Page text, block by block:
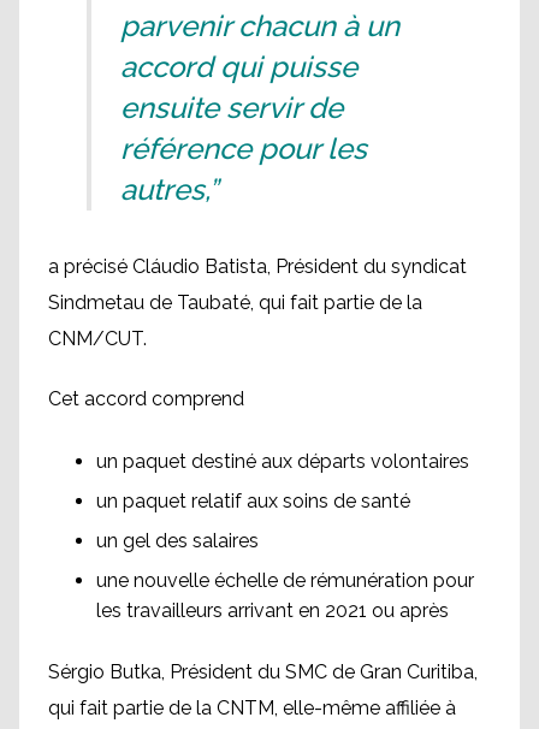
parvenir chacun à un
accord qui puisse
ensuite servir de
référence pour les
autres,”
a précisé Cláudio Batista, Président du syndicat
Sindmetau de Taubaté, qui fait partie de la
CNM/CUT.
Cet accord comprend
un paquet destiné aux départs volontaires
un paquet relatif aux soins de santé
un gel des salaires
une nouvelle échelle de rémunération pour
les travailleurs arrivant en 2021 ou après
Sérgio Butka, Président du SMC de Gran Curitiba,
qui fait partie de la CNTM, elle-même affiliée à